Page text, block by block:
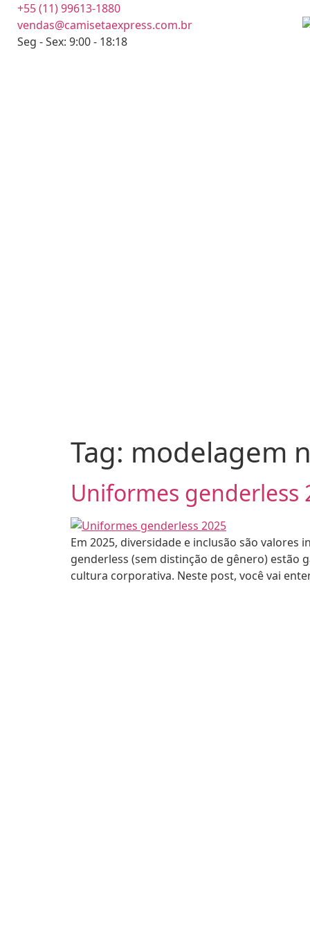
+55 (11) 99613-1880
vendas@camisetaexpress.com.br
Seg - Sex: 9:00 - 18:18
Tag: modelagem
Uniformes genderless
Em 2025, diversidade e inclusão são valores
genderless (sem distinção de gênero)
cultura corporativa. Neste post, você vai